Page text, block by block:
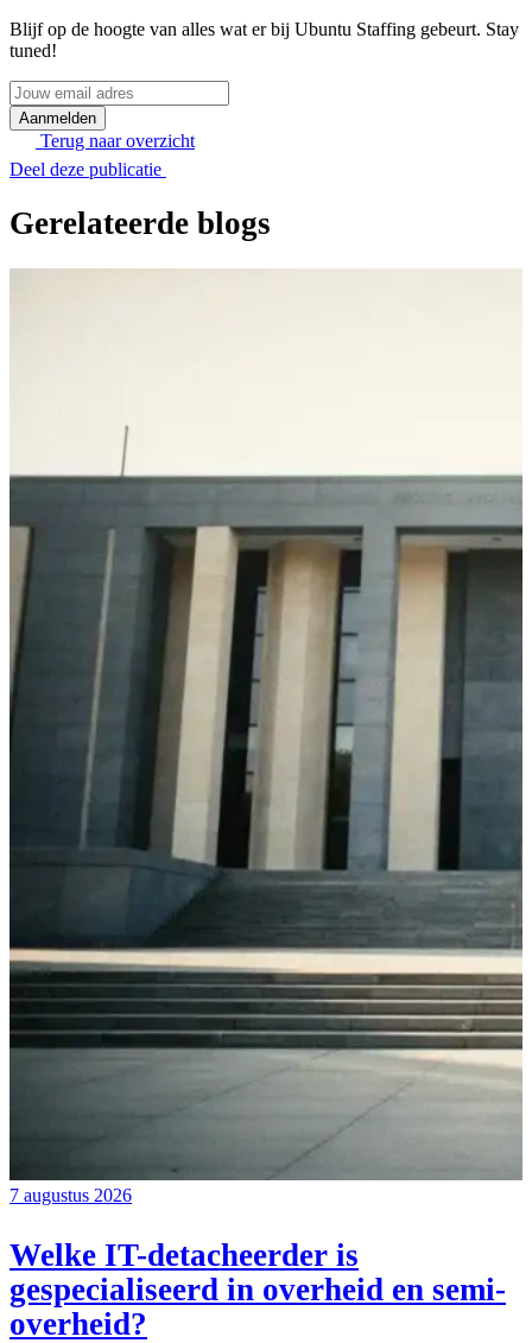
Blijf op de hoogte van alles wat er bij Ubuntu Staffing gebeurt. Stay
tuned!
Jouw
email
adresTerug naar overzicht
Deel deze publicatie
Gerelateerde blogs
7 augustus 2026
Welke IT-detacheerder is
gespecialiseerd in overheid en semi-
overheid?